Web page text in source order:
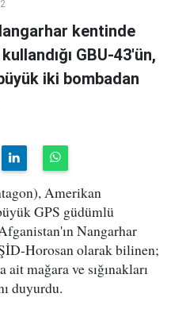
kentinde
GBU-43'ün,
iki bombadan
Amerikan
GPS güdümlü
Nangarhar
Horosan olarak bilinen;
mağara ve sığınakları
duyurdu.